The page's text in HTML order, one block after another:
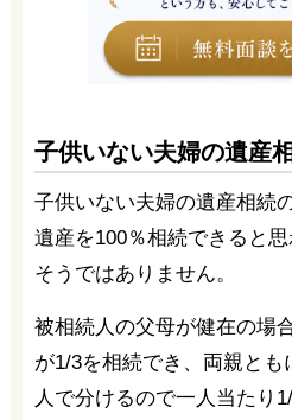
子供いない夫婦の遺産
子供いない夫婦の遺産相続
遺産を100％相続できると
そうではありません。
被相続人の父母が健在の場
が1/3を相続でき、両親と
人で分けるので一人当たり